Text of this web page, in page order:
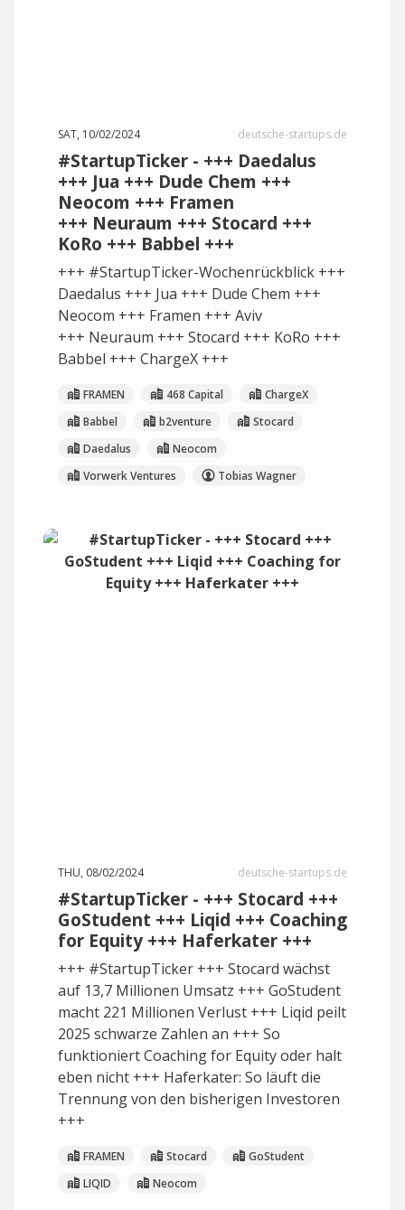
SAT, 10/02/2024 deutsche-startups.de
#StartupTicker - +++ Daedalus
+++ Jua +++ Dude Chem +++
Neocom +++ Framen
+++ Neuraum +++ Stocard +++
KoRo +++ Babbel +++
+++ #StartupTicker-Wochenrückblick +++
Daedalus +++ Jua +++ Dude Chem +++
Neocom +++ Framen +++ Aviv
+++ Neuraum +++ Stocard +++ KoRo +++
Babbel +++ ChargeX +++
FRAMEN 468 Capital
ChargeX
Babbel
b2venture
Stocard
Daedalus
Neocom
Vorwerk Ventures
Tobias Wagner
THU, 08/02/2024 deutsche-startups.de
#StartupTicker - +++ Stocard +++
GoStudent +++ Liqid +++ Coaching
for Equity +++ Haferkater +++
+++ #StartupTicker +++ Stocard wächst
auf 13,7 Millionen Umsatz +++ GoStudent
macht 221 Millionen Verlust +++ Liqid peilt
2025 schwarze Zahlen an +++ So
funktioniert Coaching for Equity oder halt
eben nicht +++ Haferkater: So läuft die
Trennung von den bisherigen Investoren
+++
FRAMEN Stocard
GoStudent
LIQID
Neocom